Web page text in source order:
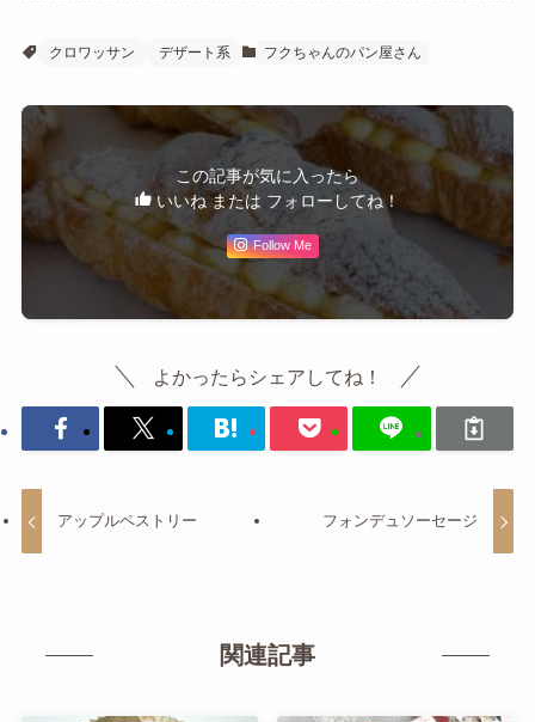
クロワッサン デザート系 フクちゃんのパン屋さん
この記事が気に入ったら
いいね または フォローしてね！
Follow Me
よかったらシェアしてね！
アップルペストリー フォンデュソーセージ
関連記事